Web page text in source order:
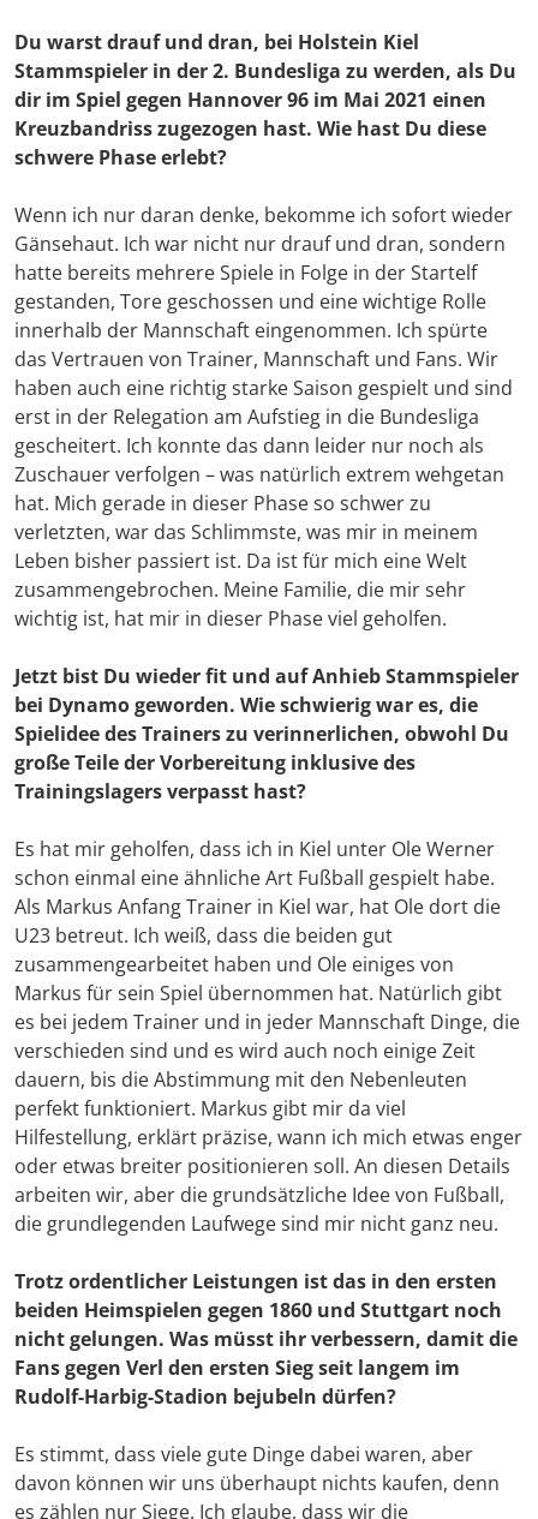
Du warst drauf und dran, bei Holstein Kiel
Stammspieler in der 2. Bundesliga zu werden, als Du
dir im Spiel gegen Hannover 96 im Mai 2021 einen
Kreuzbandriss zugezogen hast. Wie hast Du diese
schwere Phase erlebt?
Wenn ich nur daran denke, bekomme ich sofort wieder
Gänsehaut. Ich war nicht nur drauf und dran, sondern
hatte bereits mehrere Spiele in Folge in der Startelf
gestanden, Tore geschossen und eine wichtige Rolle
innerhalb der Mannschaft eingenommen. Ich spürte
das Vertrauen von Trainer, Mannschaft und Fans. Wir
haben auch eine richtig starke Saison gespielt und sind
erst in der Relegation am Aufstieg in die Bundesliga
gescheitert. Ich konnte das dann leider nur noch als
Zuschauer verfolgen – was natürlich extrem wehgetan
hat. Mich gerade in dieser Phase so schwer zu
verletzten, war das Schlimmste, was mir in meinem
Leben bisher passiert ist. Da ist für mich eine Welt
zusammengebrochen. Meine Familie, die mir sehr
wichtig ist, hat mir in dieser Phase viel geholfen.
Jetzt bist Du wieder fit und auf Anhieb Stammspieler
bei Dynamo geworden. Wie schwierig war es, die
Spielidee des Trainers zu verinnerlichen, obwohl Du
große Teile der Vorbereitung inklusive des
Trainingslagers verpasst hast?
Es hat mir geholfen, dass ich in Kiel unter Ole Werner
schon einmal eine ähnliche Art Fußball gespielt habe.
Als Markus Anfang Trainer in Kiel war, hat Ole dort die
U23 betreut. Ich weiß, dass die beiden gut
zusammengearbeitet haben und Ole einiges von
Markus für sein Spiel übernommen hat. Natürlich gibt
es bei jedem Trainer und in jeder Mannschaft Dinge, die
verschieden sind und es wird auch noch einige Zeit
dauern, bis die Abstimmung mit den Nebenleuten
perfekt funktioniert. Markus gibt mir da viel
Hilfestellung, erklärt präzise, wann ich mich etwas enger
oder etwas breiter positionieren soll. An diesen Details
arbeiten wir, aber die grundsätzliche Idee von Fußball,
die grundlegenden Laufwege sind mir nicht ganz neu.
Trotz ordentlicher Leistungen ist das in den ersten
beiden Heimspielen gegen 1860 und Stuttgart noch
nicht gelungen. Was müsst ihr verbessern, damit die
Fans gegen Verl den ersten Sieg seit langem im
Rudolf-Harbig-Stadion bejubeln dürfen?
Es stimmt, dass viele gute Dinge dabei waren, aber
davon können wir uns überhaupt nichts kaufen, denn
es zählen nur Siege. Ich glaube, dass wir die